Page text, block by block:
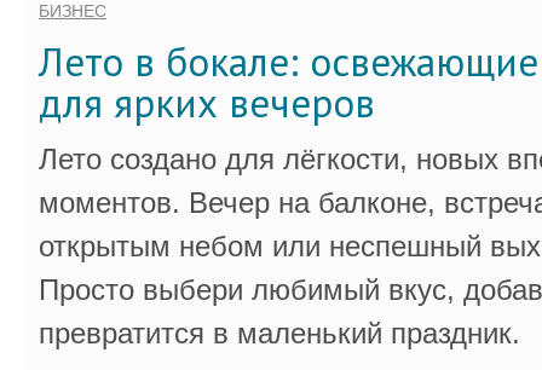
БИЗНЕС
Лето в бокале:
для ярких вечеров
Лето создано для лёгкости, новых
моментов. Вечер на балконе,
открытым небом или неспешный
Просто выбери любимый вкус,
превратится в маленький праздник.